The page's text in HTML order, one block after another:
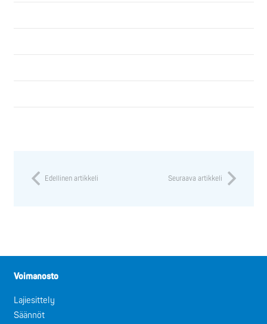
Edellinen artikkeli Seuraava artikkeli
Voimanosto
Lajiesittely
Säännöt